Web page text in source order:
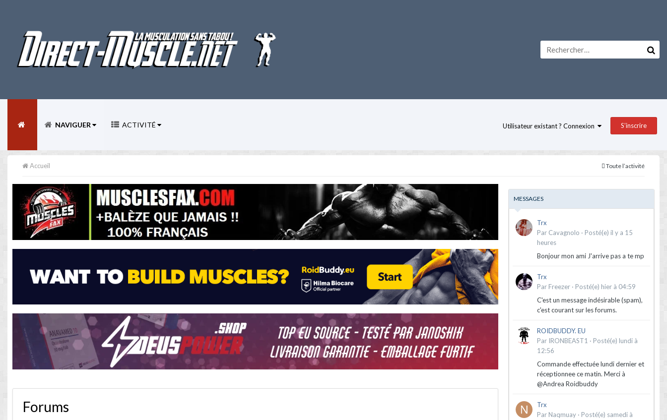
Utilisateur existant ? Connexion S’inscrire
NAVIGUER ACTIVITÉ
Toute l’activité
Accueil
Forums
MESSAGES
Trx
Par Cavagnolo · Posté(e) il y a 15
heures
Bonjour mon ami J'arrive pas a te mp
Trx
Par Freezer · Posté(e) hier à 04:59
C'est un message indésirable (spam),
c'est courant sur les forums.
ROIDBUDDY. EU
Par IRONBEAST1 · Posté(e) lundi à
12:56
Commande effectuée lundi dernier et
réceptionnee ce matin. Merci à
@Andrea Roidbuddy
Trx
Par Naqmuay · Posté(e) samedi à